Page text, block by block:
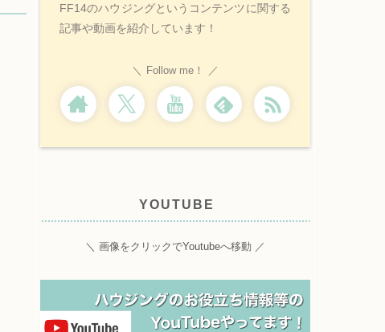
FF14のハウジングというコンテンツに関する
記事や動画を紹介しています！
Follow me！
YOUTUBE
＼ 画像をクリックでYoutubeへ移動 ／